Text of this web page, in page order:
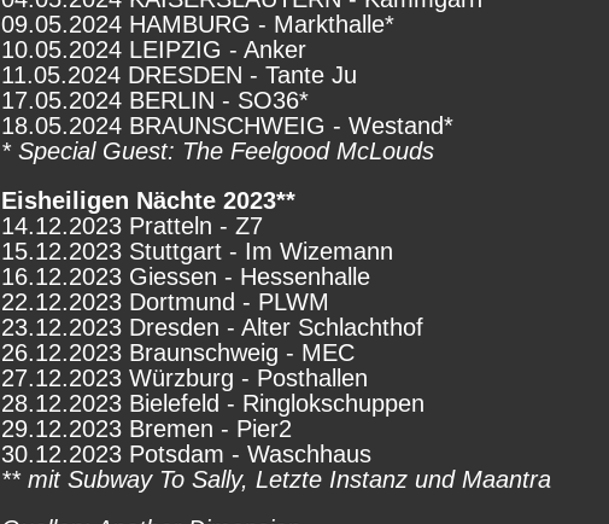
09.05.2024 HAMBURG - Markthalle*
10.05.2024 LEIPZIG - Anker
11.05.2024 DRESDEN - Tante Ju
17.05.2024 BERLIN - SO36*
18.05.2024 BRAUNSCHWEIG - Westand*
* Special Guest: The Feelgood McLouds
Eisheiligen Nächte 2023**
14.12.2023 Pratteln - Z7
15.12.2023 Stuttgart - Im Wizemann
16.12.2023 Giessen - Hessenhalle
22.12.2023 Dortmund - PLWM
23.12.2023 Dresden - Alter Schlachthof
26.12.2023 Braunschweig - MEC
27.12.2023 Würzburg - Posthallen
28.12.2023 Bielefeld - Ringlokschuppen
29.12.2023 Bremen - Pier2
30.12.2023 Potsdam - Waschhaus
** mit Subway To Sally, Letzte Instanz und Maantra